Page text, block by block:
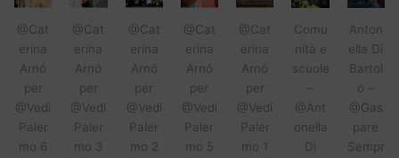
@Cat
erina
Arnó
per
@Vedi
Paler
mo 6
@Cat
erina
Arnó
per
@Vedi
Paler
mo 3
@Cat
erina
Arnó
per
@Vedi
Paler
mo 2
@Cat
erina
Arnó
per
@Vedi
Paler
mo 5
@Cat
erina
Arnó
per
@Vedi
Paler
mo 1
Comu
nità e
scuole
@Ant
onella
Di
Anton
ella Di
Bartol
o –
@Gas
pare
Sempr